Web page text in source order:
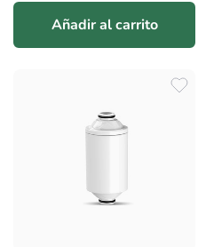
Añadir al carrito